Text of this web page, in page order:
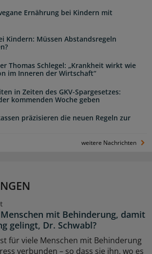
Ernährung bei Kindern mit
Kindern: Müssen Abstandsregeln
Thomas Schlegel: „Krankheit wirkt wie
im Inneren der Wirtschaft“
in Zeiten des GKV-Spargesetzes:
kommenden Woche geben
präzisieren die neuen Regeln zur
weitere Nachrichten
mit Behinderung, damit
gelingt, Dr. Schwabl?
für viele Menschen mit Behinderung
verbunden – so dass sie ihn, wo es